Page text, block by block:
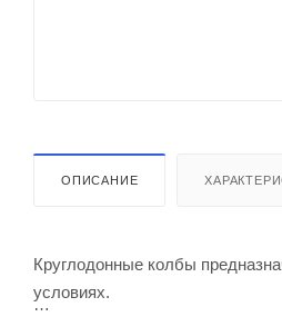
ОПИСАНИЕ
Круглодонные колбы
условиях.